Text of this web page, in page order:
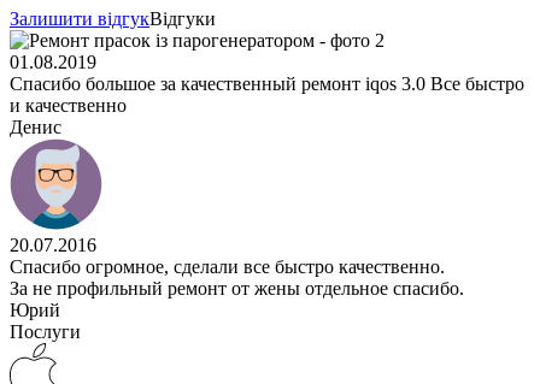
Залишити відгукВідгуки
01.08.2019
Спасибо большое за качественный ремонт iqos 3.0 Все быстро
и качественно
Денис
20.07.2016
Спасибо огромное, сделали все быстро качественно.
За не профильный ремонт от жены отдельное спасибо.
Юрий
Послуги